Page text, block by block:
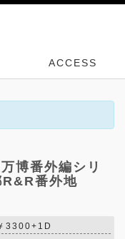
ACCESS
博番外編シリ
番外地
3300+1D